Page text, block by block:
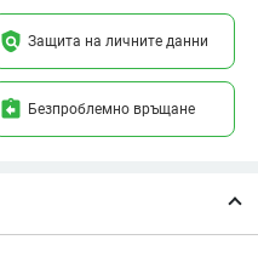
policy Защита на личните данни
assignment_return Безпроблемно връщане